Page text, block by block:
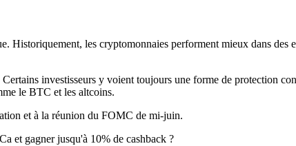
Historiquement, les cryptomonnaies performent mieux dans des
Certains investisseurs y voient toujours une forme de protection
le BTC et les altcoins.
et à la réunion du FOMC de mi-juin.
et gagner jusqu'à 10% de cashback ?